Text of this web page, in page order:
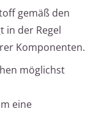
gemäß den
in der Regel
Komponenten.
möglichst
eine